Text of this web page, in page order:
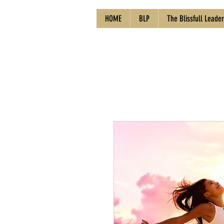
HOME BLP The Blissfull